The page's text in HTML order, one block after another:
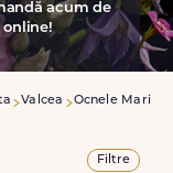
acum de
online!
Valcea Ocnele Mari
Filtre